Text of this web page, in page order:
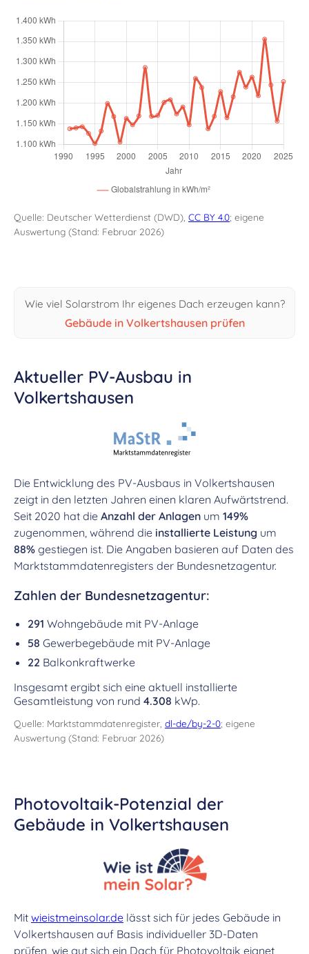
Quelle: Deutscher Wetterdienst (DWD), CC BY 4.0; eigene
Auswertung (Stand: Februar 2026)
Wie viel Solarstrom Ihr eigenes Dach erzeugen kann?
Gebäude in Volkertshausen prüfen
Aktueller PV-Ausbau in
Volkertshausen
Die Entwicklung des PV-Ausbaus in Volkertshausen
zeigt in den letzten Jahren einen klaren Aufwärtstrend.
Seit 2020 hat die Anzahl der Anlagen um 149%
zugenommen, während die installierte Leistung um
88% gestiegen ist. Die Angaben basieren auf Daten des
Marktstammdatenregisters der Bundesnetzagentur.
Zahlen der Bundesnetzagentur:
291 Wohngebäude mit PV-Anlage
58 Gewerbegebäude mit PV-Anlage
22 Balkonkraftwerke
Insgesamt ergibt sich eine aktuell installierte
Gesamtleistung von rund 4.308 kWp.
Quelle: Marktstammdatenregister, dl-de/by-2-0; eigene
Auswertung (Stand: Februar 2026)
Photovoltaik-Potenzial der
Gebäude in Volkertshausen
Mit wieistmeinsolar.de lässt sich für jedes Gebäude in
Volkertshausen auf Basis individueller 3D-Daten
prüfen, wie gut sich ein Dach für Photovoltaik eignet